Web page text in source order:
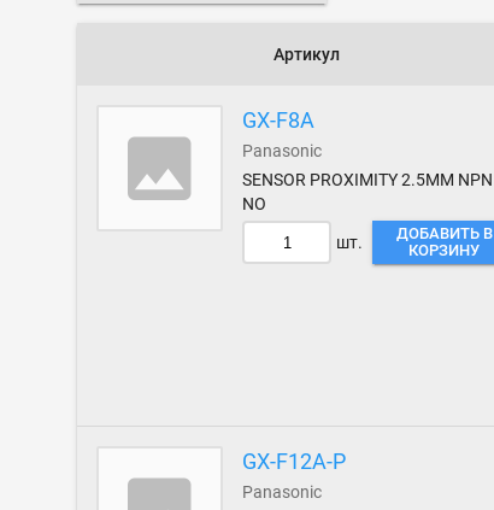
Артикул
GX-F8A
Panasonic
SENSOR PROXIMITY 2.5MM NPN
NO
шт.
ДОБАВИТЬ В
КОРЗИНУ
GX-F12A-P
Panasonic